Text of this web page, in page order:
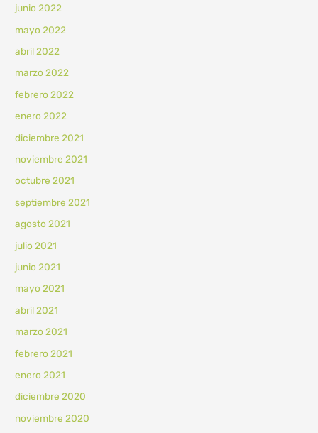
junio 2022
mayo 2022
abril 2022
marzo 2022
febrero 2022
enero 2022
diciembre 2021
noviembre 2021
octubre 2021
septiembre 2021
agosto 2021
julio 2021
junio 2021
mayo 2021
abril 2021
marzo 2021
febrero 2021
enero 2021
diciembre 2020
noviembre 2020